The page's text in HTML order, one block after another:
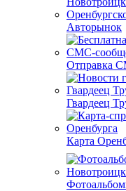
Авторынок
Отправка
Гвардеец
Карта